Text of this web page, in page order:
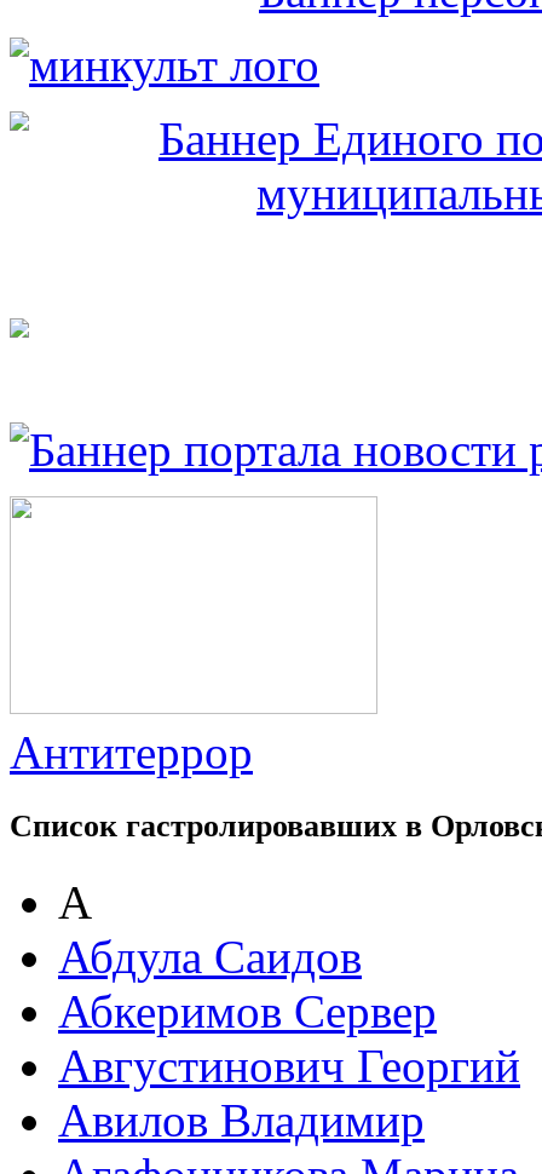
Антитеррор
Список гастролировавших в
А
Абдула Саидов
Абкеримов Сервер
Августинович Георгий
Авилов Владимир